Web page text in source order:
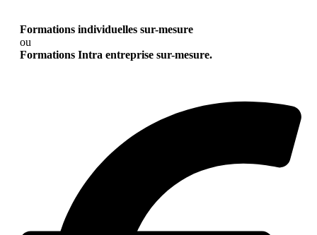
Formations individuelles sur-mesure
ou
Formations Intra entreprise sur-mesure.